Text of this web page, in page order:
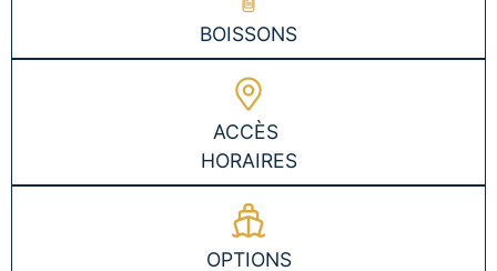
BOISSONS
ACCÈS
HORAIRES
OPTIONS